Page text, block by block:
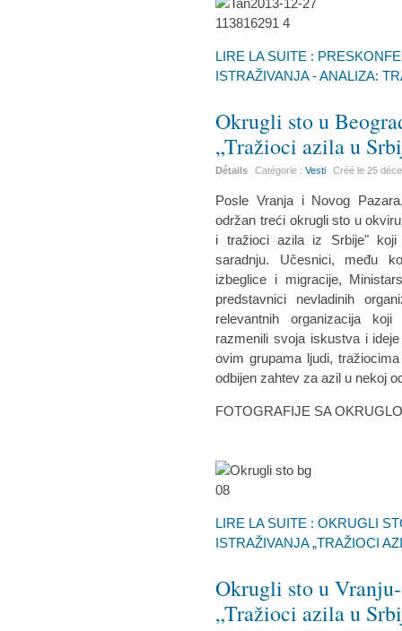
LIRE LA SUITE :
ISTRAŽIVANJA - ANALIZA:
Okrugli sto u
„Tražioci azila u
Détails Catégorie :Vesti Créé le25
Posle Vranja i Novog
održan treći okrugli sto u
i tražioci azila iz Srbije" koji
saradnju. Učesnici, među
izbeglice i migracije,
predstavnici nevladinih
relevantnih organizacija
razmenili svoja iskustva i
ovim grupama ljudi,
odbijen zahtev za azil u nekoj
FOTOGRAFIJE SA
LIRE LA SUITE : OKRUGLI
ISTRAŽIVANJA „TRAŽIOCI
Okrugli sto u
„Tražioci azila u